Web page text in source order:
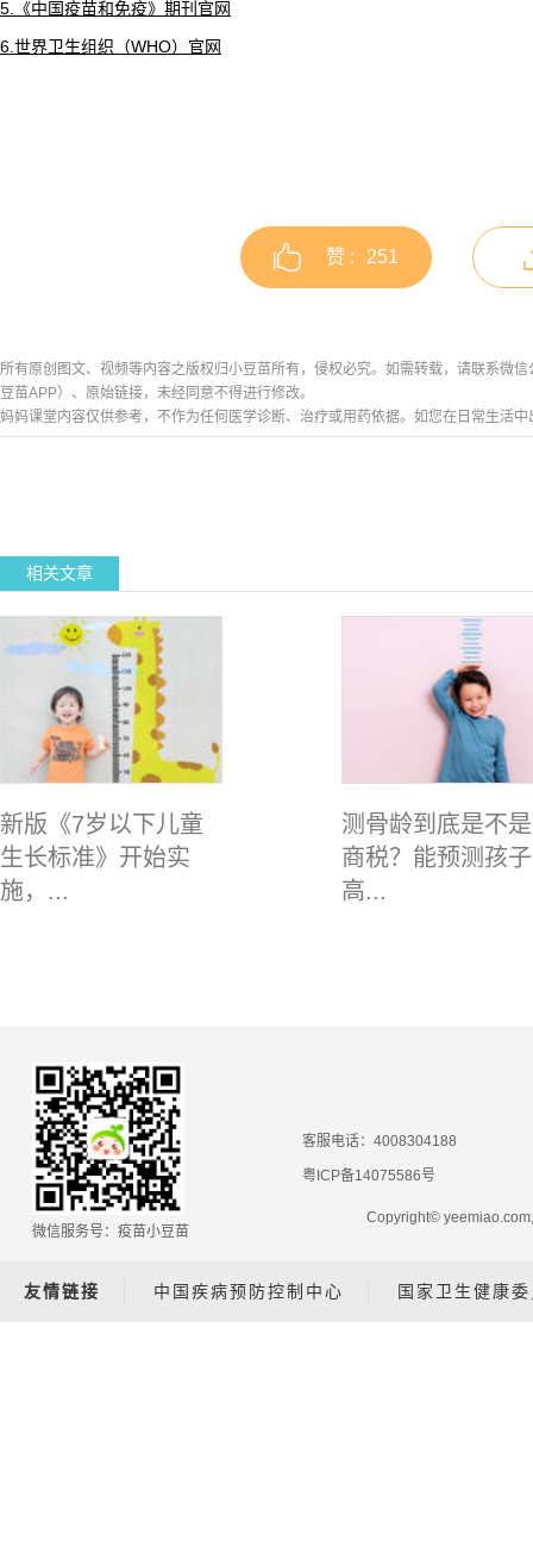
5.《中国疫苗和免疫》期刊官网
6.世界卫生组织（WHO）官网
赞 : 251
所有原创图文、视频等内容之版权归小豆苗所有，侵权必究。如需转载，请联系微
豆苗APP）、原始链接，未经同意不得进行修改。
妈妈课堂内容仅供参考，不作为任何医学诊断、治疗或用药依据。如您在日常生活
相关文章
新版《7岁以下儿童
生长标准》开始实
施，...
测骨龄到底是不
商税？能预测孩
高...
微信服务号：疫苗小豆苗
客服电话：4008304188
粤ICP备14075586号
Copyright©
友情链接 中国疾病预防控制中心 国家卫生健康